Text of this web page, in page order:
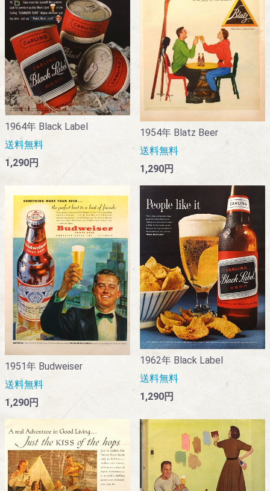
1964年 Black Label
送料無料
1,290円
1954年 Blatz Beer
送料無料
1,290円
1951年 Budweiser
送料無料
1,290円
1962年 Black Label
送料無料
1,290円